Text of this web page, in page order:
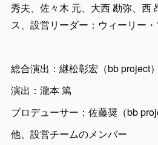
秀夫、佐々木 元、大西 勘弥、西
ス、設営リーダー：ウィーリー・
総合演出：継松彰宏（bb project）
演出：瀧本 篤
プロデューサー：佐藤奨（bb
他、設営チームのメンバー